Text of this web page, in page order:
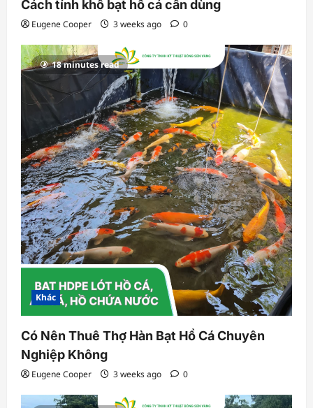
Cách tính khổ bạt hồ cá cần dùng
Eugene Cooper 3 weeks ago 0
18 minutes read
Khác
Có Nên Thuê Thợ Hàn Bạt Hồ Cá Chuyên
Nghiệp Không
Eugene Cooper 3 weeks ago 0